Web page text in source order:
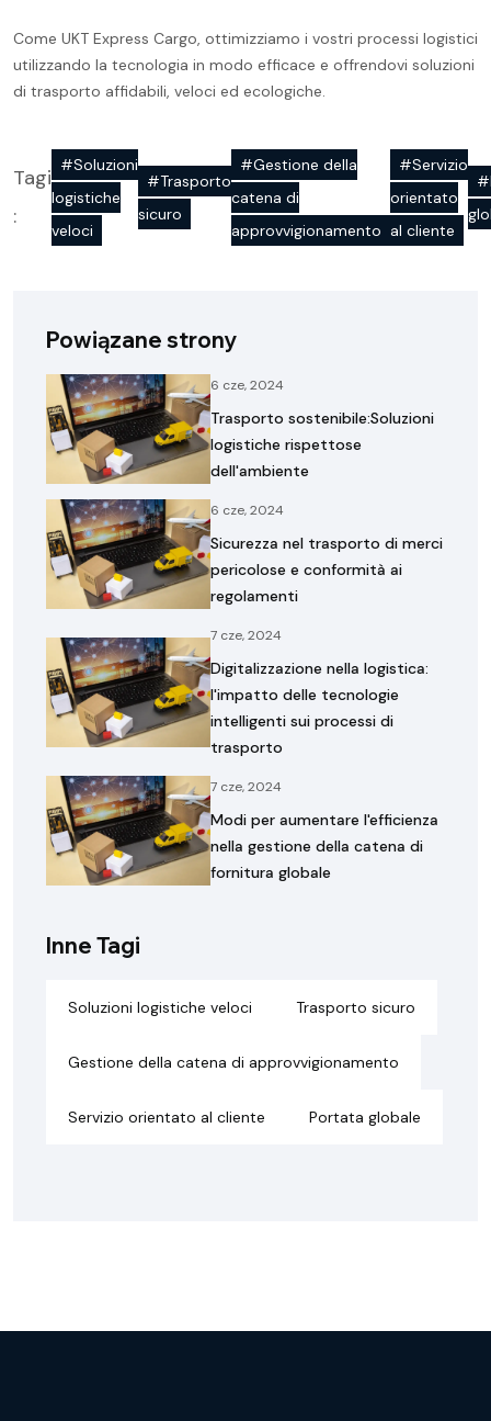
Come UKT Express Cargo, ottimizziamo i vostri processi logistici
utilizzando la tecnologia in modo efficace e offrendovi soluzioni
di trasporto affidabili, veloci ed ecologiche.
Tagi
:
#Soluzioni
logistiche
veloci
#Trasporto
sicuro
#Gestione della
catena di
approvvigionamento
#Servizio
orientato
al cliente
Powiązane strony
6 cze, 2024
Trasporto sostenibile:Soluzioni
logistiche rispettose
dell'ambiente
6 cze, 2024
Sicurezza nel trasporto di merci
pericolose e conformità ai
regolamenti
7 cze, 2024
Digitalizzazione nella logistica:
l'impatto delle tecnologie
intelligenti sui processi di
trasporto
7 cze, 2024
Modi per aumentare l'efficienza
nella gestione della catena di
fornitura globale
Inne Tagi
Soluzioni logistiche veloci Trasporto sicuro
Gestione della catena di approvvigionamento
Servizio orientato al cliente Portata globale